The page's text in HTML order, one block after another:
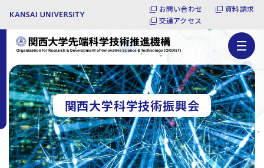
お問い合わせ
資料請求
交通アクセス
関西大学科学技術振興会